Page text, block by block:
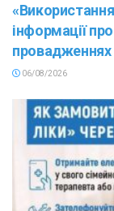
інформації
провадженнях
06/08/2026